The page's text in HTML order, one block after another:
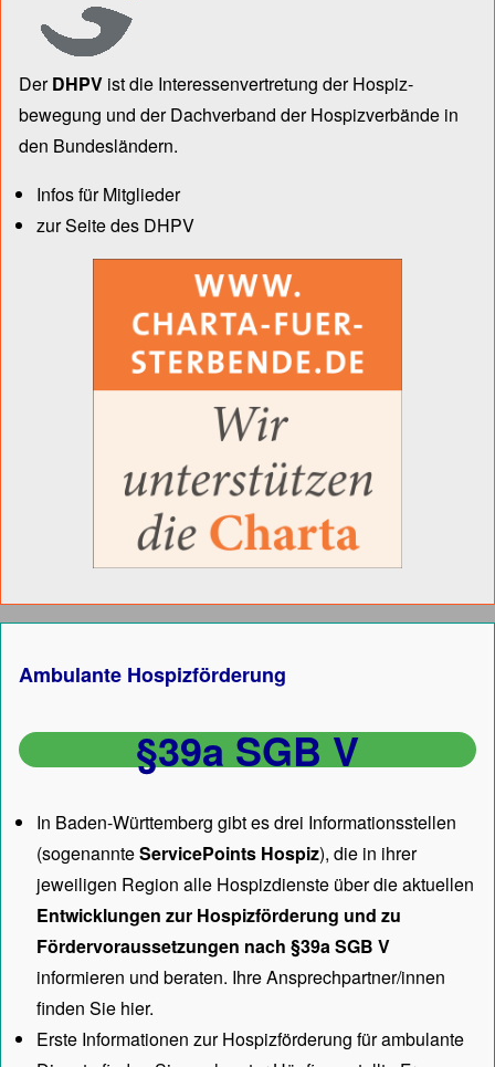
DerDHPV ist die Inter­essen­ver­tre­tung der Hospiz­
bewegung und der Dach­verband der Hospiz­verbände in
den Bun­des­län­dern.
Infos für Mitglieder
zur Seite des DHPV
Ambulante Hospizförderung
§39a SGB V
In Baden-Württemberg gibt es drei Informationsstellen
(sogenannteServicePoints Hospiz), die in ihrer
jeweiligen Region alle Hospizdienste über die aktuellen
Entwicklungen zur Hospizförderung und zu
Fördervoraussetzungen nach §39a SGB V
informieren und beraten. Ihre Ansprechpartner/innen
finden Sie hier.
Erste Informationen zur Hospizförderung für ambulante